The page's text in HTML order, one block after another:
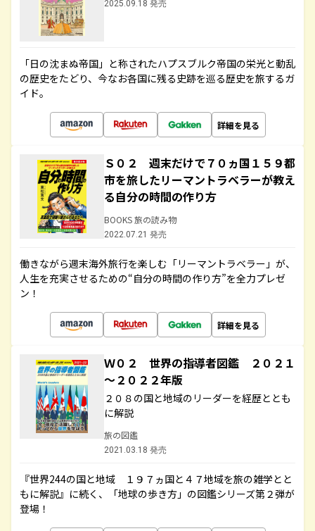
2025.09.18 発売
「日の沈まぬ帝国」と称されたハプスブルク帝国の栄光と動乱
の歴史をたどり、今なお各国に残る史跡を巡る歴史を旅するガ
イド。
詳細を見る
Ｓ０２ 週末だけで７０ヵ国１５９都
市を旅したリーマントラベラーが教え
る自分の時間の作り方
BOOKS 旅の読み物
2022.07.21 発売
働きながら週末海外旅行を楽しむ「リーマントラベラー」が、
人生を充実させるための“自分の時間の作り方”を全力プレゼ
ン！
詳細を見る
Ｗ０２ 世界の指導者図鑑 ２０２１
～２０２２年版
２０８の国と地域のリーダーを経歴ととも
に解説
旅の図鑑
2021.03.18 発売
『世界244の国と地域 １９７ヵ国と４７地域を旅の雑学とと
もに解説』に続く、「地球の歩き方」の図鑑シリーズ第２弾が
登場！